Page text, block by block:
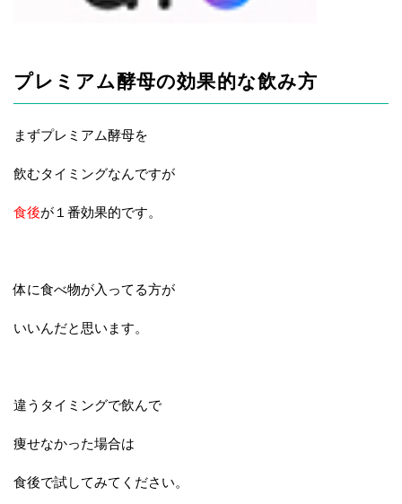
プレミアム酵母の効果的な飲み方
まずプレミアム酵母を
飲むタイミングなんですが
食後が１番効果的です。
体に食べ物が入ってる方が
いいんだと思います。
違うタイミングで飲んで
痩せなかった場合は
食後で試してみてください。